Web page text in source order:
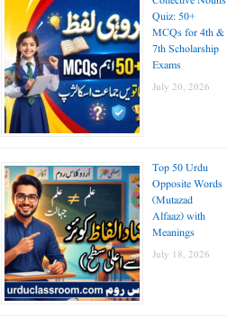
Quiz: 50+
MCQs for 4th &
7th Scholarship
Exams
July 20, 2026
Top 50 Urdu
Opposite Words
(Mutazad
Alfaaz) with
Meanings
July 18, 2026